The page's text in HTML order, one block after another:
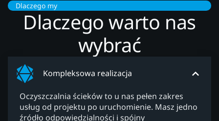
Dlaczego my
Dlaczego warto nas
wybrać
Kompleksowa realizacja
Oczyszczalnia ścieków to u nas pełen zakres
usług od projektu po uruchomienie. Masz jedno
źródło odpowiedzialności i spójny